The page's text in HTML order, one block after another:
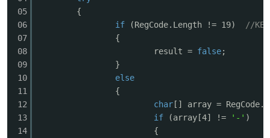
05
06
07
08
09
10
11
12
13
14
{
if
(RegCode.Length != 19)
//
{
result = false;
}
else
{
char [] array =
if
(array[4] != '-' )
{